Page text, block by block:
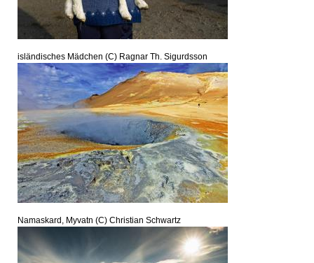
isländisches Mädchen (C) Ragnar Th. Sigurdsson
Namaskard, Myvatn (C) Christian Schwartz